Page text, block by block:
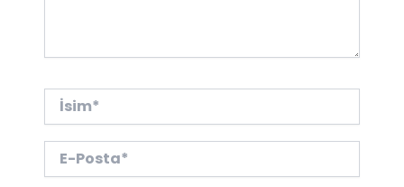
İsim*
Posta*